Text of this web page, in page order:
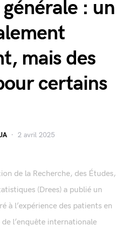
: un
mais des
certains
2 avril 2025
de la Recherche, des Études,
(Drees) a publié un
à l’expérience des patients en
l’enquête internationale